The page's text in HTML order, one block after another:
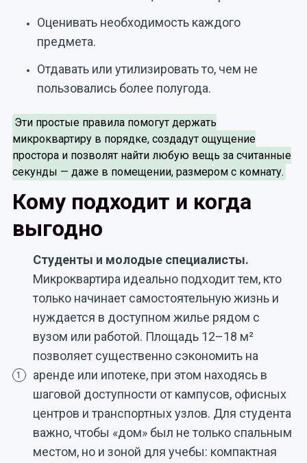
Оценивать необходимость каждого
предмета.
Отдавать или утилизировать то, чем не
пользовались более полугода.
Эти простые правила помогут держать
микроквартиру в порядке, создадут ощущение
простора и позволят найти любую вещь за считанные
секунды — даже в помещении, размером с комнату.
Кому подходит и когда
выгодно
1
Студенты и молодые специалисты.
Микроквартира идеально подходит тем, кто
только начинает самостоятельную жизнь и
нуждается в доступном жилье рядом с
вузом или работой. Площадь 12–18 м²
позволяет существенно сэкономить на
аренде или ипотеке, при этом находясь в
шаговой доступности от кампусов, офисных
центров и транспортных узлов. Для студента
важно, чтобы «дом» был не только спальным
местом, но и зоной для учебы: компактная